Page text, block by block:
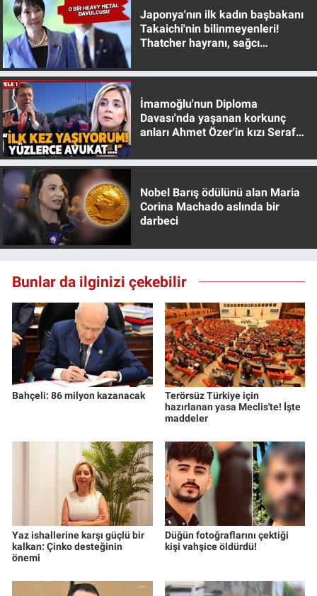
Japonya'nın ilk kadın başbakanı
Takaichi'nin bilinmeyenleri!
Thatcher hayranı, sağcı
İmamoğlu'nun Diploma
Davası'nda yaşanan korkunç
anları Ahmet Özer'in kızı Seraf
Nobel Barış ödülünü alan Maria
Corina Machado aslında bir
darbeci
Bunlar da ilginizi çekebilir
Bahçeli: 86 milyon kazanacak
Terörsüz Türkiye için
hazırlanan yasa Meclis'te! İşte
maddeler
Yaz ishallerine karşı güçlü bir
kalkan: Çinko desteğinin
önemi
Düğün fotoğraflarını çektiği
kişi vahşice öldürdü!
Programlar
Sağlık
Spor
Teknoloji
Türkiye'nin Geleceği
Türkiye'nin Gündemi
Yerel Yaşam
Canlı Yayın